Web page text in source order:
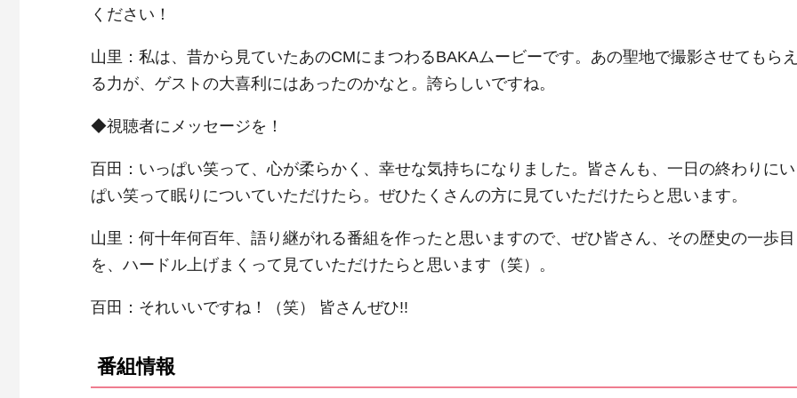
ください！
山里：私は、昔から見ていたあのCMにまつわるBAKAムービーです。あの聖地で撮影させてもら
る力が、ゲストの大喜利にはあったのかなと。誇らしいですね。
◆視聴者にメッセージを！
百田：いっぱい笑って、心が柔らかく、幸せな気持ちになりました。皆さんも、一日の終わりに
ぱい笑って眠りについていただけたら。ぜひたくさんの方に見ていただけたらと思います。
山里：何十年何百年、語り継がれる番組を作ったと思いますので、ぜひ皆さん、その歴史の一歩目
を、ハードル上げまくって見ていただけたらと思います（笑）。
百田：それいいですね！（笑） 皆さんぜひ!!
番組情報